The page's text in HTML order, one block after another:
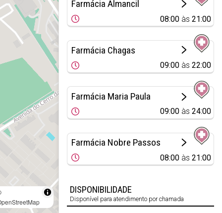
Farmácia Almancil
08:00 às21:00
Farmácia Chagas
09:00 às22:00
Farmácia Maria Paula
09:00 às24:00
Farmácia Nobre Passos
08:00 às21:00
DISPONIBILIDADE
Disponível para atendimento por chamada